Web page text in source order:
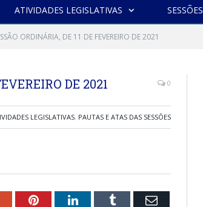
ATIVIDADES LEGISLATIVAS SESSÕES
ORDINÁRIA, DE 11 DE FEVEREIRO DE 2021
DE 2021 0
LEGISLATIVAS, PAUTAS E ATAS DAS SESSÕES
PinterestLinkedInTumblr Email